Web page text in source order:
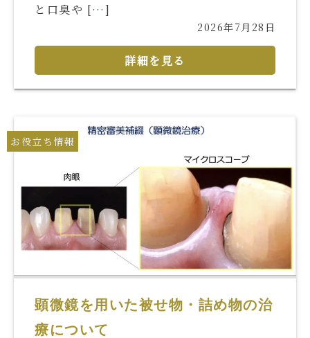
と口臭や […]
2026年7月28日
詳細を見る
顕微鏡を用いた被せ物・詰め物の治
療について
お役立ち情報